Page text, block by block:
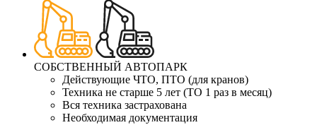
СОБСТВЕННЫЙ АВТОПАРК
Действующие ЧТО, ПТО (для кранов)
Техника не старше 5 лет (ТО 1 раз в месяц)
Вся техника застрахована
Необходимая документация